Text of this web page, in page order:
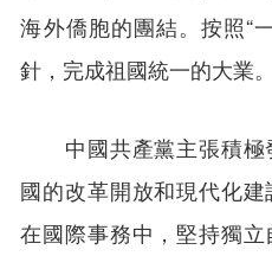
海外僑胞的團結。按照“
針，完成祖國統一的大業。
中國共產黨主張積極
國的改革開放和現代化建
在國際事務中，堅持獨